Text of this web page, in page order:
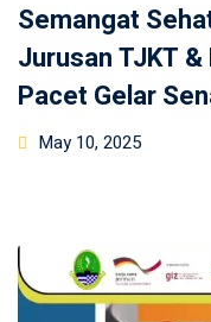
Semangat
Jurusan TJKT
Pacet Gelar
Posted
May 10, 2025